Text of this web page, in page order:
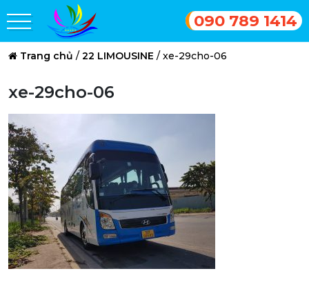
090 789 1414
Trang chủ / 22 LIMOUSINE / xe-29cho-06
xe-29cho-06